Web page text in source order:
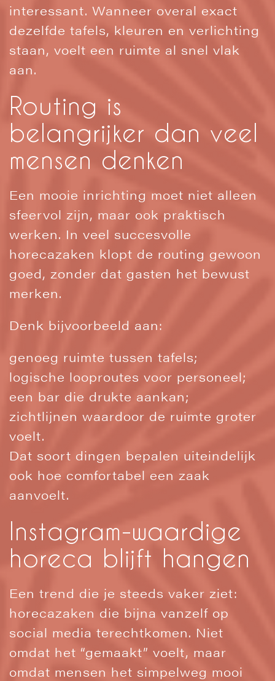
interessant. Wanneer overal exact
dezelfde tafels, kleuren en verlichting
staan, voelt een ruimte al snel vlak
aan.
Routing is
belangrijker dan veel
mensen denken
Een mooie inrichting moet niet alleen
sfeervol zijn, maar ook praktisch
werken. In veel succesvolle
horecazaken klopt de routing gewoon
goed, zonder dat gasten het bewust
merken.
Denk bijvoorbeeld aan:
genoeg ruimte tussen tafels;
logische looproutes voor personeel;
een bar die drukte aankan;
zichtlijnen waardoor de ruimte groter
voelt.
Dat soort dingen bepalen uiteindelijk
ook hoe comfortabel een zaak
aanvoelt.
Instagram-waardige
horeca blijft hangen
Een trend die je steeds vaker ziet:
horecazaken die bijna vanzelf op
social media terechtkomen. Niet
omdat het “gemaakt” voelt, maar
omdat mensen het simpelweg mooi